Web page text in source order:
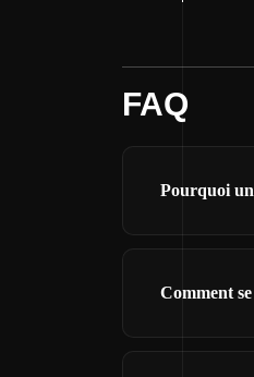
FAQ
Pourquoi
Comment